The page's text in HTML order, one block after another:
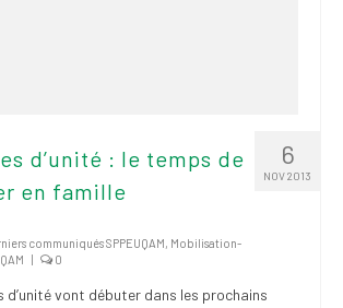
6
NOV 2013
d’unité : le temps de
en famille
communiqués SPPEUQAM, Mobilisation-
| 0
d’unité vont débuter dans les prochains